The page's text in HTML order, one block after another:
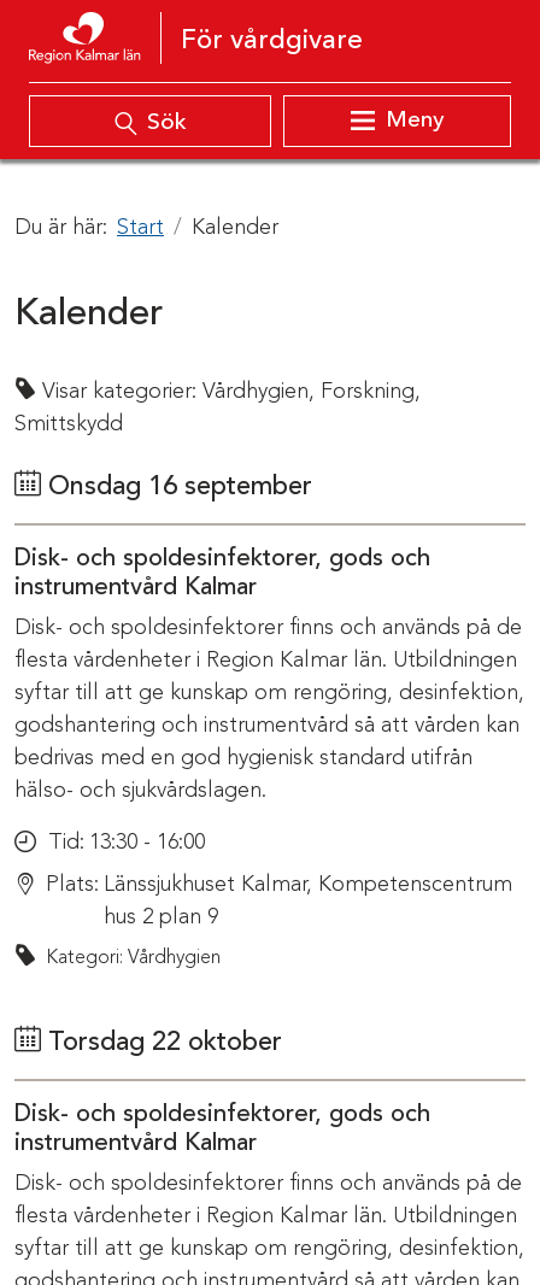
Hoppa till innehåll
För vårdgivare
Sök Meny
Du är här: Start Kalender
Kalender
Visar kategorier: Vårdhygien, Forskning,
Smittskydd
Onsdag 16 september
Disk- och spoldesinfektorer, gods och
instrumentvård Kalmar
Disk- och spoldesinfektorer finns och används på de
flesta vårdenheter i Region Kalmar län. Utbildningen
syftar till att ge kunskap om rengöring, desinfektion,
godshantering och instrumentvård så att vården kan
bedrivas med en god hygienisk standard utifrån
hälso- och sjukvårdslagen.
Tid: 13:30 - 16:00
Plats: Länssjukhuset Kalmar, Kompetenscentrum
hus 2 plan 9
Kategori: Vårdhygien
Torsdag 22 oktober
Disk- och spoldesinfektorer, gods och
instrumentvård Kalmar
Disk- och spoldesinfektorer finns och används på de
flesta vårdenheter i Region Kalmar län. Utbildningen
syftar till att ge kunskap om rengöring, desinfektion,